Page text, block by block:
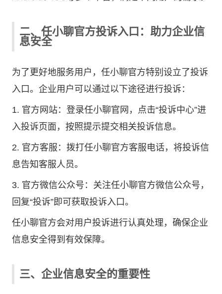
二、任小聊官方投诉入口：助力企业信
息安全
为了更好地服务用户，任小聊官方特别设立了投诉
入口。企业用户可以通过以下途径进行投诉：
1. 官方网站：登录任小聊官网 ，点击“投诉中心”进
入投诉页面，按照提示提交相关投诉信息。
2. 官方客服：拨打任小聊官方客服电话，将投诉信
息告知客服人员。
3. 官方微信公众号：关注任小聊官方微信公众号，
回复“投诉”即可获取投诉入口。
任小聊官方会对用户投诉进行认真处理，确保企业
信息安全得到有效保障。
三、企业信息安全的重要性